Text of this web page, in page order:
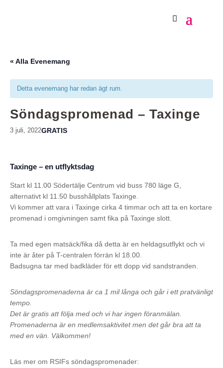
« Alla Evenemang
Detta evenemang har redan ägt rum.
Söndagspromenad – Taxinge
3 juli, 2022GRATIS
Taxinge – en utflyktsdag
Start kl 11.00 Södertälje Centrum vid buss 780 läge G,
alternativt kl 11.50 busshållplats Taxinge.
Vi kommer att vara i Taxinge cirka 4 timmar och att ta en kortare
promenad i omgivningen samt fika på Taxinge slott.
Ta med egen matsäck/fika då detta är en heldagsutflykt och vi
inte är åter på T-centralen förrän kl 18.00.
Badsugna tar med badkläder för ett dopp vid sandstranden.
Söndagspromenaderna är ca 1 mil långa och går i ett pratvänligt
tempo.
Det är gratis att följa med och vi har ingen föranmälan.
Promenaderna är en medlemsaktivitet men det går bra att ta
med en vän. Välkommen!
Läs mer om RSIFs söndagspromenader: